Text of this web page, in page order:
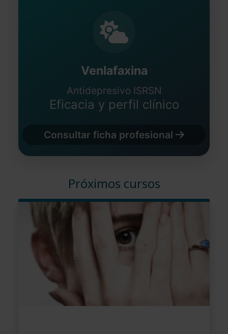
Venlafaxina
Antidepresivo ISRSN
Eficacia y perfil clínico
Consultar ficha profesional
Próximos cursos